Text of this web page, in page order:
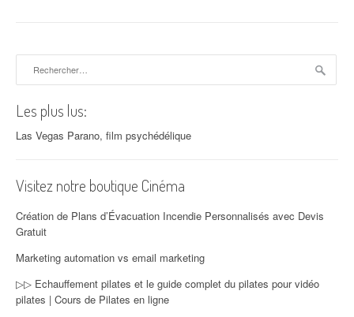
Les plus lus:
Las Vegas Parano, film psychédélique
Visitez notre boutique Cinéma
Création de Plans d’Évacuation Incendie Personnalisés avec Devis
Gratuit
Marketing automation vs email marketing
▷▷ Echauffement pilates et le guide complet du pilates pour vidéo
pilates | Cours de Pilates en ligne